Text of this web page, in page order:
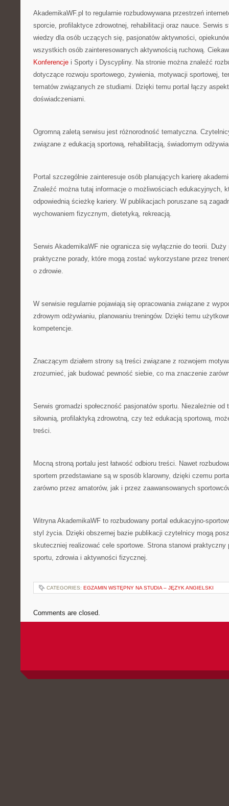
AkademikaWF.pl to regularnie rozbudowywana przestrzeń
sporcie, profilaktyce zdrowotnej, rehabilitacji oraz nauce. Serwis
wiedzy dla osób uczących się, pasjonatów aktywności,
wszystkich osób zainteresowanych aktywnością ruchową.
Konferencje i Sporty i Dyscypliny. Na stronie można znaleźć
dotyczące rozwoju sportowego, żywienia, motywacji sportowej,
tematów związanych ze studiami. Dzięki temu portal łączy
doświadczeniami.
Ogromną zaletą serwisu jest różnorodność tematyczna.
związane z edukacją sportową, rehabilitacją, świadomym
Portal szczególnie zainteresuje osób planujących karierę
Znaleźć można tutaj informacje o możliwościach edukacyjnych,
odpowiednią ścieżkę kariery. W publikacjach poruszane są
wychowaniem fizycznym, dietetyką, rekreacją.
Serwis AkademikaWF nie ogranicza się wyłącznie do teorii. Duży
praktyczne porady, które mogą zostać wykorzystane przez
o zdrowie.
W serwisie regularnie pojawiają się opracowania związane z
zdrowym odżywianiu, planowaniu treningów. Dzięki temu
kompetencje.
Znaczącym działem strony są treści związane z rozwojem
zrozumieć, jak budować pewność siebie, co ma znaczenie
Serwis gromadzi społeczność pasjonatów sportu. Niezależnie
siłownią, profilaktyką zdrowotną, czy też edukacją sportową,
treści.
Mocną stroną portalu jest łatwość odbioru treści. Nawet
sportem przedstawiane są w sposób klarowny, dzięki czemu
zarówno przez amatorów, jak i przez zaawansowanych
Witryna AkademikaWF to rozbudowany portal edukacyjno-
styl życia. Dzięki obszernej bazie publikacji czytelnicy mogą
skuteczniej realizować cele sportowe. Strona stanowi praktyczny
sportu, zdrowia i aktywności fizycznej.
CATEGORIES: EGZAMIN WSTĘPNY NA STUDIA – JĘZYK ANGIELSKI
Comments are closed.